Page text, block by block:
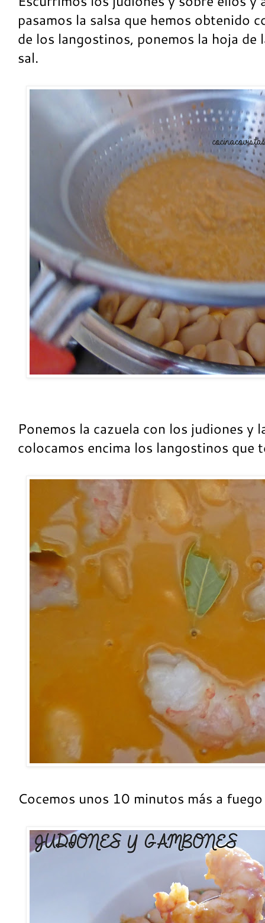
pasamos la salsa que hemos obtenido
de los langostinos, ponemos la hoja de
sal.
Ponemos la cazuela con los judiones y
colocamos encima los langostinos que
Cocemos unos 10 minutos más a